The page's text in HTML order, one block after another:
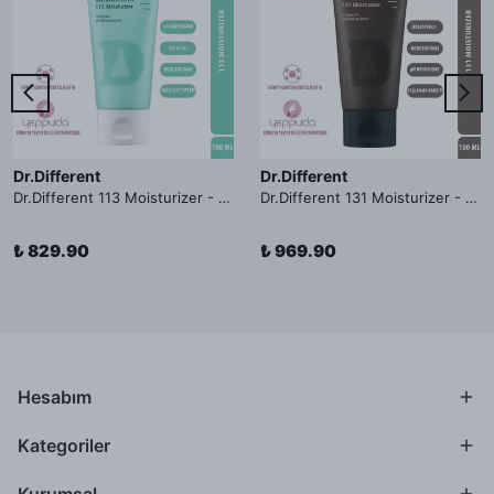
Dr.Different
Dr.Different 113 Moisturizer - Yağlı ve Hassas Cilt Tipleri İçin Yağ Asidi İçerikli Nemlendirici Krem
₺ 829.90
Dr.Different
Dr.Different 131 Moisturizer - Yaşlanma ve Kırışıklık Karşıtı Kolesterol İçerikli Nemlendirici Krem
₺ 969.90
Hesabım
Kategoriler